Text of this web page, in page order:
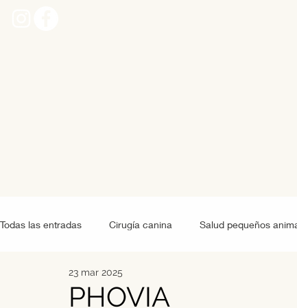
Todas las entradas Cirugía canina Salud pequeños
Grandes animales
PHOVIA
23 mar 2025